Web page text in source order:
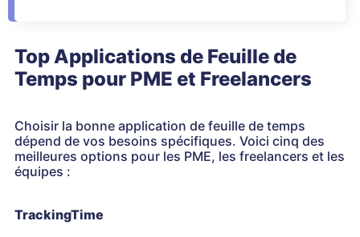
Top Applications de Feuille de
Temps pour PME et Freelancers
Choisir la bonne application de feuille de temps
dépend de vos besoins spécifiques. Voici cinq des
meilleures options pour les PME, les freelancers et les
équipes :
TrackingTime